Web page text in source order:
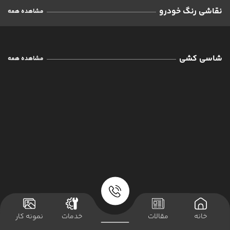
ترمیم و احیاء رنگ خودرو
نقاشی رنگ خودرو مشاهده همه
شاسی کشی مشاهده همه
خانه مقالات خدمات نمونه کار